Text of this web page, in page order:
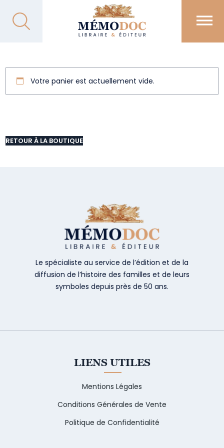
Votre panier est actuellement vide.
RETOUR À LA BOUTIQUE
Le spécialiste au service de l’édition et de la
diffusion de l’histoire des familles et de leurs
symboles depuis près de 50 ans.
LIENS UTILES
Mentions Légales
Conditions Générales de Vente
Politique de Confidentialité